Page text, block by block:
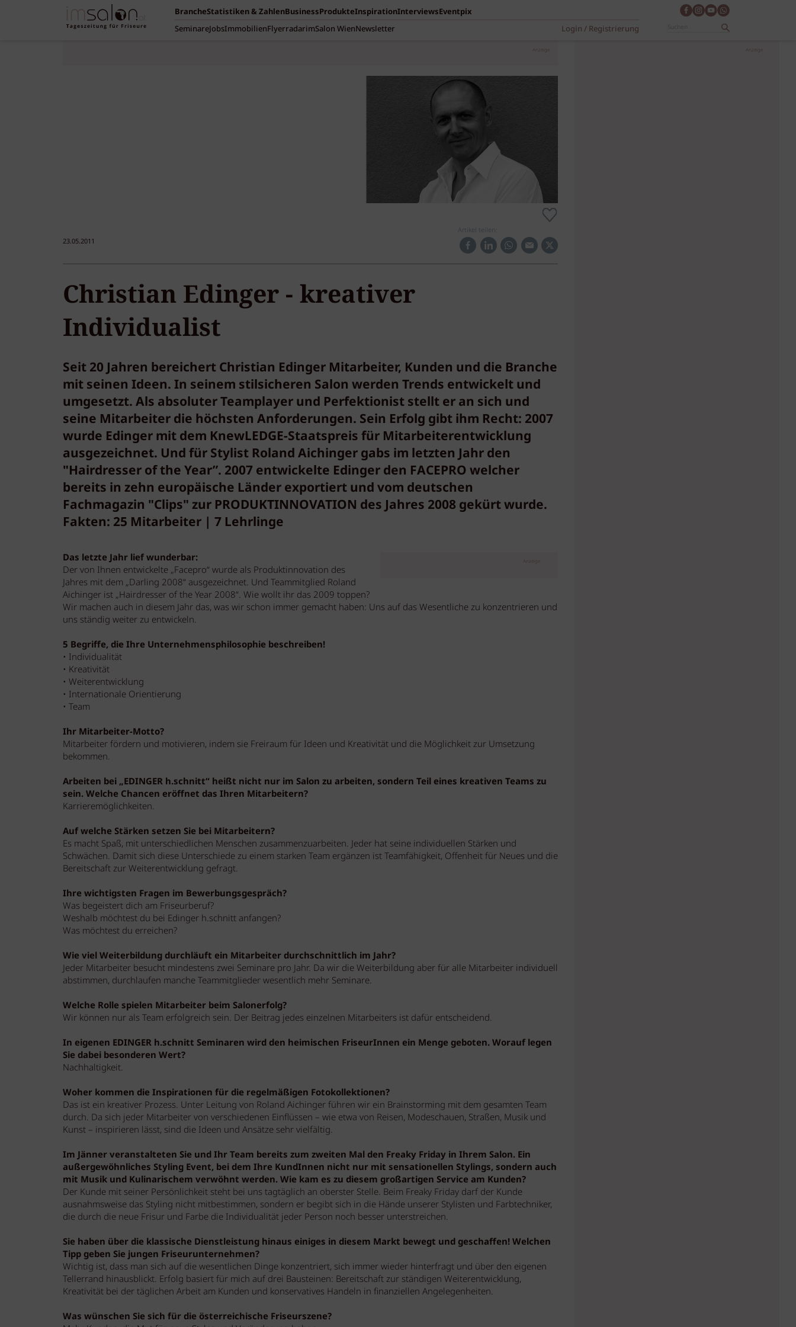
BrancheStatistiken & ZahlenBusinessProdukteInspirationInterviewsEventpix
SeminareJobsImmobilienFlyerradarimSalon WienNewsletter Login / Registrierung
Anzeige
23.05.2011
Artikel teilen:
Christian Edinger - kreativer
Individualist
Seit 20 Jahren bereichert Christian Edinger Mitarbeiter, Kunden und die Branche
mit seinen Ideen. In seinem stilsicheren Salon werden Trends entwickelt und
umgesetzt. Als absoluter Teamplayer und Perfektionist stellt er an sich und
seine Mitarbeiter die höchsten Anforderungen. Sein Erfolg gibt ihm Recht: 2007
wurde Edinger mit dem KnewLEDGE-Staatspreis für Mitarbeiterentwicklung
ausgezeichnet. Und für Stylist Roland Aichinger gabs im letzten Jahr den
"Hairdresser of the Year”. 2007 entwickelte Edinger den FACEPRO welcher
bereits in zehn europäische Länder exportiert und vom deutschen
Fachmagazin "Clips" zur PRODUKTINNOVATION des Jahres 2008 gekürt wurde.
Fakten: 25 Mitarbeiter | 7 Lehrlinge
Anzeige
Das letzte Jahr lief wunderbar:
Der von Ihnen entwickelte „Facepro“ wurde als Produktinnovation des
Jahres mit dem „Darling 2008“ ausgezeichnet. Und Teammitglied Roland
Aichinger ist „Hairdresser of the Year 2008“. Wie wollt ihr das 2009 toppen?
Wir machen auch in diesem Jahr das, was wir schon immer gemacht haben: Uns auf das Wesentliche zu konzentrieren und
uns ständig weiter zu entwickeln.
5 Begriffe, die Ihre Unternehmensphilosophie beschreiben!
• Individualität
• Kreativität
• Weiterentwicklung
• Internationale Orientierung
• Team
Ihr Mitarbeiter-Motto?
Mitarbeiter fördern und motivieren, indem sie Freiraum für Ideen und Kreativität und die Möglichkeit zur Umsetzung
bekommen.
Arbeiten bei „EDINGER h.schnitt“ heißt nicht nur im Salon zu arbeiten, sondern Teil eines kreativen Teams zu
sein. Welche Chancen eröffnet das Ihren Mitarbeitern?
Karrieremöglichkeiten.
Auf welche Stärken setzen Sie bei Mitarbeitern?
Es macht Spaß, mit unterschiedlichen Menschen zusammenzuarbeiten. Jeder hat seine individuellen Stärken und
Schwächen. Damit sich diese Unterschiede zu einem starken Team ergänzen ist Teamfähigkeit, Offenheit für Neues und die
Bereitschaft zur Weiterentwicklung gefragt.
Ihre wichtigsten Fragen im Bewerbungsgespräch?
Was begeistert dich am Friseurberuf?
Weshalb möchtest du bei Edinger h.schnitt anfangen?
Was möchtest du erreichen?
Wie viel Weiterbildung durchläuft ein Mitarbeiter durchschnittlich im Jahr?
Jeder Mitarbeiter besucht mindestens zwei Seminare pro Jahr. Da wir die Weiterbildung aber für alle Mitarbeiter individuell
abstimmen, durchlaufen manche Teammitglieder wesentlich mehr Seminare.
Welche Rolle spielen Mitarbeiter beim Salonerfolg?
Wir können nur als Team erfolgreich sein. Der Beitrag jedes einzelnen Mitarbeiters ist dafür entscheidend.
In eigenen EDINGER h.schnitt Seminaren wird den heimischen FriseurInnen ein Menge geboten. Worauf legen
Sie dabei besonderen Wert?
Nachhaltigkeit.
Woher kommen die Inspirationen für die regelmäßigen Fotokollektionen?
Das ist ein kreativer Prozess. Unter Leitung von Roland Aichinger führen wir ein Brainstorming mit dem gesamten Team
durch. Da sich jeder Mitarbeiter von verschiedenen Einflüssen – wie etwa von Reisen, Modeschauen, Straßen, Musik und
Kunst – inspirieren lässt, sind die Ideen und Ansätze sehr vielfältig.
Im Jänner veranstalteten Sie und Ihr Team bereits zum zweiten Mal den Freaky Friday in Ihrem Salon. Ein
außergewöhnliches Styling Event, bei dem Ihre KundInnen nicht nur mit sensationellen Stylings, sondern auch
mit Musik und Kulinarischem verwöhnt werden. Wie kam es zu diesem großartigen Service am Kunden?
Der Kunde mit seiner Persönlichkeit steht bei uns tagtäglich an oberster Stelle. Beim Freaky Friday darf der Kunde
ausnahmsweise das Styling nicht mitbestimmen, sondern er begibt sich in die Hände unserer Stylisten und Farbtechniker,
die durch die neue Frisur und Farbe die Individualität jeder Person noch besser unterstreichen.
Sie haben über die klassische Dienstleistung hinaus einiges in diesem Markt bewegt und geschaffen! Welchen
Tipp geben Sie jungen Friseurunternehmen?
Wichtig ist, dass man sich auf die wesentlichen Dinge konzentriert, sich immer wieder hinterfragt und über den eigenen
Tellerrand hinausblickt. Erfolg basiert für mich auf drei Bausteinen: Bereitschaft zur ständigen Weiterentwicklung,
Kreativität bei der täglichen Arbeit am Kunden und konservatives Handeln in finanziellen Angelegenheiten.
Was wünschen Sie sich für die österreichische Friseurszene?
Anzeige